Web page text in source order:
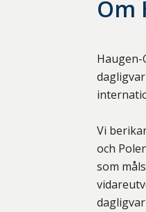
Om
Haugen-
Vi
och
som